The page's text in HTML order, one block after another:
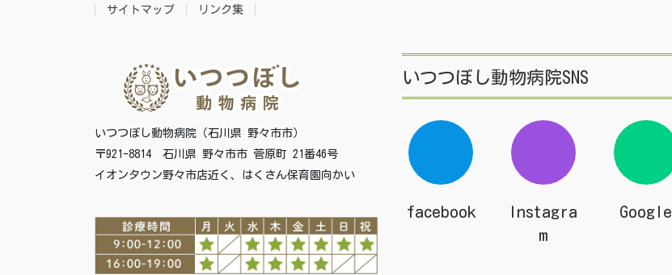
サイトマップ
リンク集
いつつぼし動物病院（石川県 野々市市）
〒921-8814 石川県 野々市市 菅原町 21番46号
イオンタウン野々市店近く、はくさん保育園向かい
いつつぼし動物病院SNS
facebook
Instagra
m
Google